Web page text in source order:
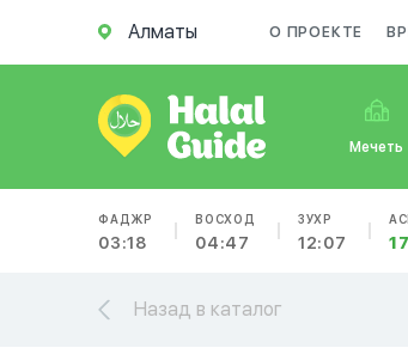
Алматы О ПРОЕКТЕ
Мечеть
ФАДЖР
03:18
ВОСХОД
04:47
ЗУХР
12:07
Назад в каталог